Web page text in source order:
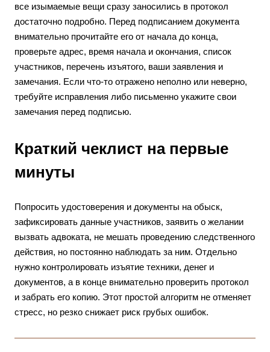
все изымаемые вещи сразу заносились в протокол
достаточно подробно. Перед подписанием документа
внимательно прочитайте его от начала до конца,
проверьте адрес, время начала и окончания, список
участников, перечень изъятого, ваши заявления и
замечания. Если что-то отражено неполно или неверно,
требуйте исправления либо письменно укажите свои
замечания перед подписью.
Краткий чеклист на первые
минуты
Попросить удостоверения и документы на обыск,
зафиксировать данные участников, заявить о желании
вызвать адвоката, не мешать проведению следственного
действия, но постоянно наблюдать за ним. Отдельно
нужно контролировать изъятие техники, денег и
документов, а в конце внимательно проверить протокол
и забрать его копию. Этот простой алгоритм не отменяет
стресс, но резко снижает риск грубых ошибок.